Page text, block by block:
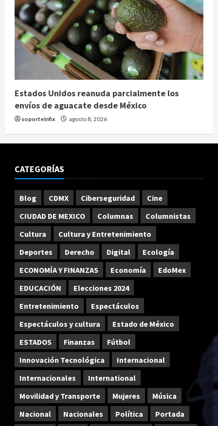
Estados Unidos reanuda parcialmente los
envíos de aguacate desde México
soporteinfix agosto 8, 2026
CATEGORÍAS
Blog CDMX Ciberseguridad
Cine
CIUDAD DE MEXICO
Columnas
Columnistas
Cultura
Cultura y Entretenimiento
Deportes
Derecho Digital
Ecología
ECONOMÍA Y FINANZAS
Economía
EdoMex
EDUCACIÓN
Elecciones 2024
Entretenimiento
Espectáculos
Espectáculos y cultura
Estado de México
ESTADOS
Finanzas
Fútbol
Innovación Tecnológica
Internacional
Internacionales
International
Movilidad y Transporte
Mujeres
Música
Nacional
Nacionales Política
Portada